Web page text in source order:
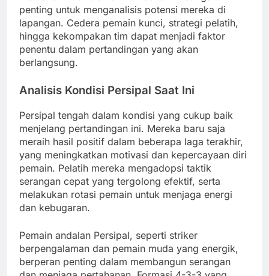
penting untuk menganalisis potensi mereka di
lapangan. Cedera pemain kunci, strategi pelatih,
hingga kekompakan tim dapat menjadi faktor
penentu dalam pertandingan yang akan
berlangsung.
Analisis Kondisi Persipal Saat Ini
Persipal tengah dalam kondisi yang cukup baik
menjelang pertandingan ini. Mereka baru saja
meraih hasil positif dalam beberapa laga terakhir,
yang meningkatkan motivasi dan kepercayaan diri
pemain. Pelatih mereka mengadopsi taktik
serangan cepat yang tergolong efektif, serta
melakukan rotasi pemain untuk menjaga energi
dan kebugaran.
Pemain andalan Persipal, seperti striker
berpengalaman dan pemain muda yang energik,
berperan penting dalam membangun serangan